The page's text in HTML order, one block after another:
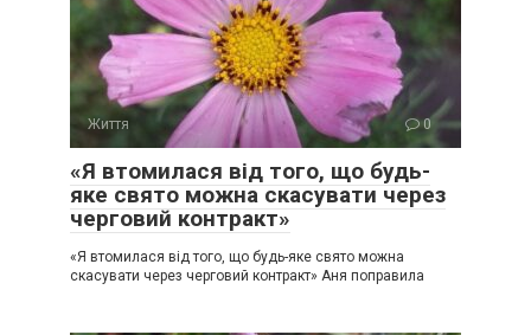
Життя 0
«Я втомилася від того, що будь-
яке свято можна скасувати через
черговий контракт»
«Я втомилася від того, що будь-яке свято можна
скасувати через черговий контракт» Аня поправила